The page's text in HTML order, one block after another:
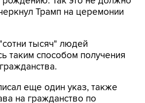
Трамп на церемонии
тысяч" людей
таким способом получения
еще один указ, также
на гражданство по